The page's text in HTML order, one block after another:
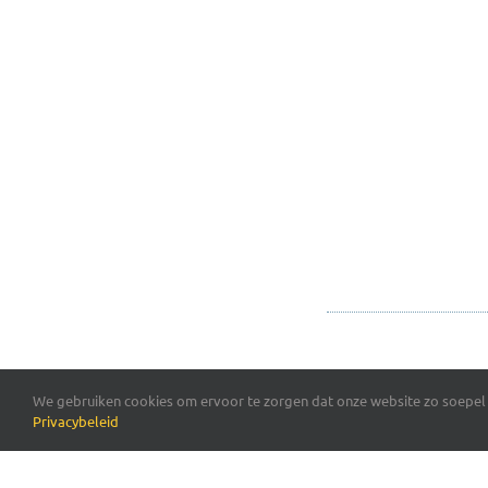
We gebruiken cookies om ervoor te zorgen dat onze website zo
Privacybeleid